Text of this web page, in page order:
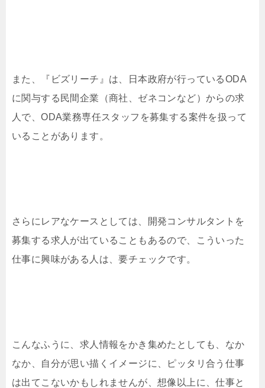
また、『ビズリーチ』は、日本政府が行っているODA
に関与する民間企業（商社、ゼネコンなど）からの求
人で、ODA業務専任スタッフを募集する案件を扱って
いることがあります。
さらにレアなケースとしては、開発コンサルタントを
募集する求人が出ていることもあるので、こういった
仕事に興味がある人は、要チェックです。
こんなふうに、求人情報をかき集めたとしても、なか
なか、自分が思い描くイメージに、ピッタリ合う仕事
は出てこないかもしれませんが、想像以上に、仕事と